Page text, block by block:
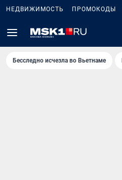
НЕДВИЖИМОСТЬ ПРОМОКОДЫ
Бесследно исчезла во Вьетнаме